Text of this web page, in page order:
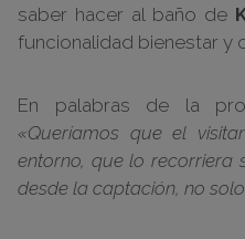
saber hacer al baño de
funcionalidad bienestar y
En palabras de la
«Queríamos que el
entorno, que lo recorriera
desde la captación, no